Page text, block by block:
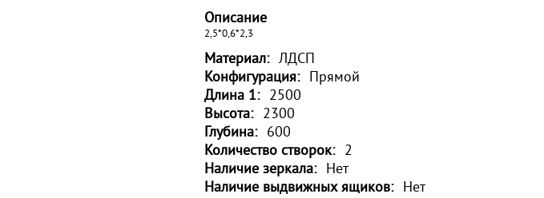
Описание
2,5*0,6*2,3
Материал: ЛДСП
Конфигурация: Прямой
Длина 1: 2500
Высота: 2300
Глубина: 600
Количество створок: 2
Наличие зеркала: Нет
Наличие выдвижных ящиков: Нет